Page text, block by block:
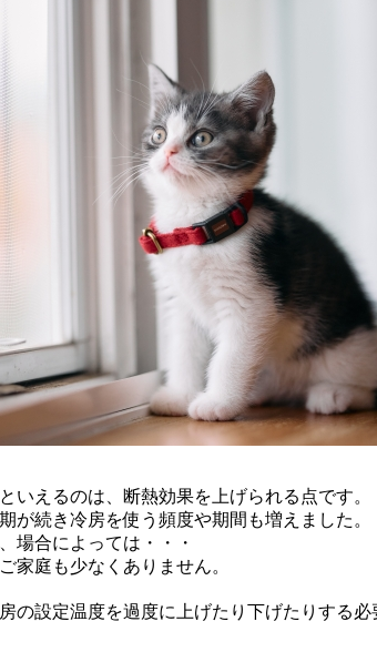
いえるのは、断熱効果を上げられる点です。
が続き冷房を使う頻度や期間も増えました。
場合によっては・・・
家庭も少なくありません。
の設定温度を過度に上げたり下げたりする